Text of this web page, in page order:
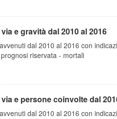
e gravità dal 2010 al 2016
dal 2010 al 2016 con
riservata - mortali
e persone coinvolte dal
dal 2010 al 2016 con